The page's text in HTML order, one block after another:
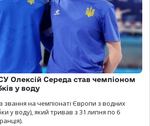
Олексій Середа став чемпіоном
у воду
на чемпіонаті Європи з водних
у воду), який тривав з 31 липня по 6